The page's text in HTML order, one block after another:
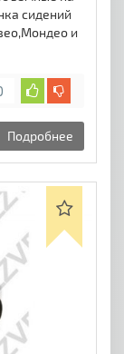
сидений
и
Подробнее